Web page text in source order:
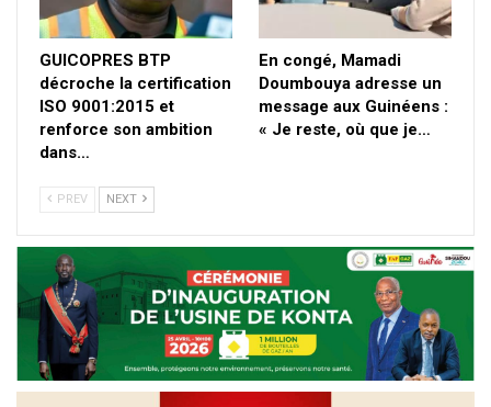
GUICOPRES BTP
décroche la certification
ISO 9001:2015 et
renforce son ambition
dans…
En congé, Mamadi
Doumbouya adresse un
message aux Guinéens :
« Je reste, où que je…
PREV NEXT